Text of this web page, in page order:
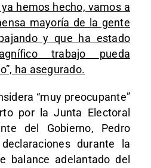
hemos hecho, vamos a
mayoría de la gente
y que ha estado
trabajo pueda
ha asegurado.
“muy preocupante”
por la Junta Electoral
del Gobierno, Pedro
durante la
balance adelantado del